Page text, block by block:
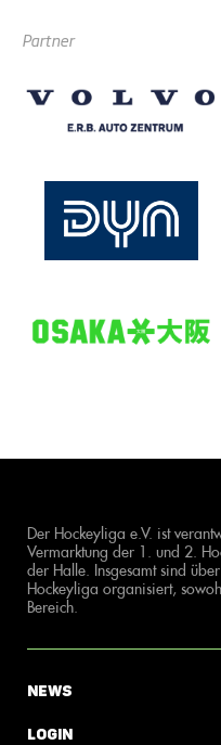
Partner
Der Hockeyliga e.V. ist
Vermarktung der 1. und 2.
der Halle. Insgesamt sind
Hockeyliga organisiert,
Bereich.
News
Login